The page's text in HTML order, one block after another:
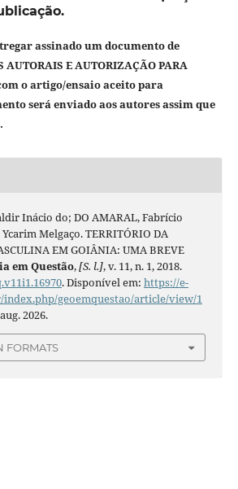
assinado um documento de
AUTORAIS E AUTORIZAÇÃO PARA
o artigo/ensaio aceito para
será enviado aos autores assim que
Inácio do; DO AMARAL, Fabrício
Melgaço. TERRITÓRIO DA
EM GOIÂNIA: UMA BREVE
em Questão,[S. l.], v. 11, n. 1, 2018.
. Disponível em: https://e-
geoemquestao/article/view/1
2026.
FORMATS